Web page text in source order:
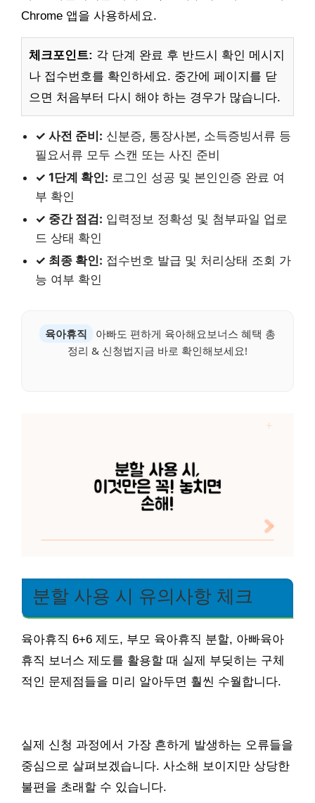
Chrome 앱을 사용하세요.
체크포인트: 각 단계 완료 후 반드시 확인 메시지
나 접수번호를 확인하세요. 중간에 페이지를 닫
으면 처음부터 다시 해야 하는 경우가 많습니다.
✓ 사전 준비: 신분증, 통장사본, 소득증빙서류 등
필요서류 모두 스캔 또는 사진 준비
✓ 1단계 확인: 로그인 성공 및 본인인증 완료 여
부 확인
✓ 중간 점검: 입력정보 정확성 및 첨부파일 업로
드 상태 확인
✓ 최종 확인: 접수번호 발급 및 처리상태 조회 가
능 여부 확인
육아휴직
아빠도 편하게 육아해요보너스 혜택 총
정리 & 신청법지금 바로 확인해보세요!
분할 사용 시 유의사항 체크
육아휴직 6+6 제도, 부모 육아휴직 분할, 아빠육아
휴직 보너스 제도를 활용할 때 실제 부딪히는 구체
적인 문제점들을 미리 알아두면 훨씬 수월합니다.
실제 신청 과정에서 가장 흔하게 발생하는 오류들을
중심으로 살펴보겠습니다. 사소해 보이지만 상당한
불편을 초래할 수 있습니다.